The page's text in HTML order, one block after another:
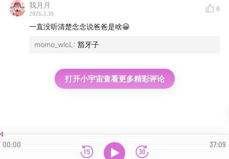
我月月
2026.3.30
0
一直没听清楚念念说爸爸是啥😀
momo_wlcL : 豁牙子
打开小宇宙查看更多精彩评论
00:00 37:09